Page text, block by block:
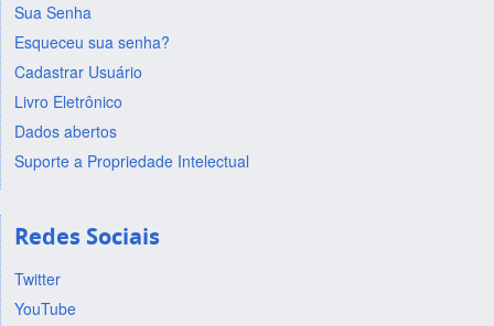
Sua Senha
Esqueceu sua senha?
Cadastrar Usuário
Livro Eletrônico
Dados abertos
Suporte a Propriedade Intelectual
Redes Sociais
Twitter
YouTube